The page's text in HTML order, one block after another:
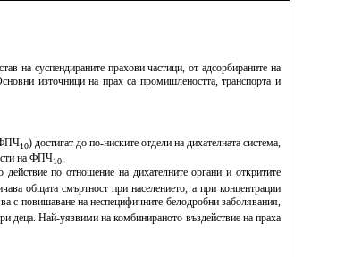
на суспендираните прахови частици, от адсорбираните на
източници на прах са промишлеността, транспорта и
ФПЧ10) достигат до по-ниските отдели на дихателната система,
на ФПЧ10
по отношение на дихателните органи и откритите
общата смъртност при населението, а при концентрации
с повишаване на неспецифичните белодробни заболявания,
деца. Най-уязвими на комбинираното въздействие на праха